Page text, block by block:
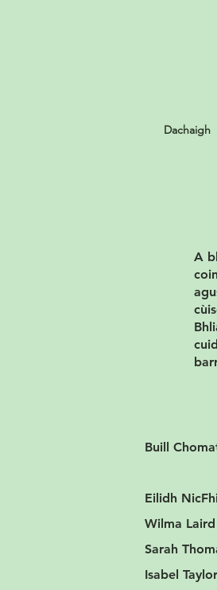
Dachaigh
A
Buill
Eilidh
Wilma Laird
Sarah
Isabel